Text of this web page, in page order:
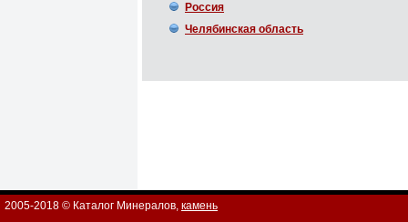
Россия
Челябинская область
2005-2018 © Каталог Минералов, камень